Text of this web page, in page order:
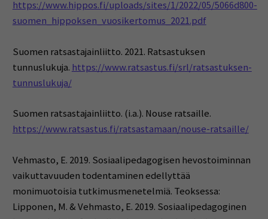
https://www.hippos.fi/uploads/sites/1/2022/05/5066d800-
suomen_hippoksen_vuosikertomus_2021.pdf
Suomen ratsastajainliitto. 2021. Ratsastuksen
tunnuslukuja. https://www.ratsastus.fi/srl/ratsastuksen-
tunnuslukuja/
Suomen ratsastajainliitto. (i.a.). Nouse ratsaille.
https://www.ratsastus.fi/ratsastamaan/nouse-ratsaille/
Vehmasto, E. 2019. Sosiaalipedagogisen hevostoiminnan
vaikuttavuuden todentaminen edellyttää
monimuotoisia tutkimusmenetelmiä. Teoksessa:
Lipponen, M. & Vehmasto, E. 2019. Sosiaalipedagoginen